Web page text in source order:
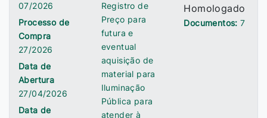
07/2026
Processo de
Compra
27/2026
Data de
Abertura
27/04/2026
Data de
Registro de
Preço para
futura e
eventual
aquisição de
material para
Iluminação
Pública para
atender à
Homologado
Documentos:7